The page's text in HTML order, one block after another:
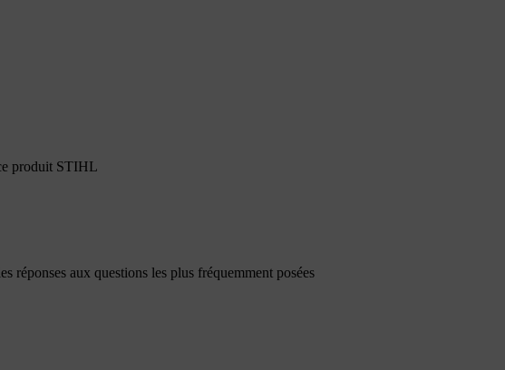
produit STIHL
réponses aux questions les plus fréquemment posées